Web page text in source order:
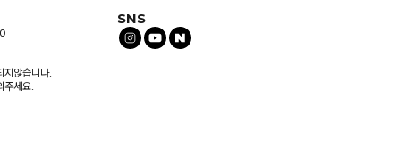
지않습니다.
주세요.
SNS